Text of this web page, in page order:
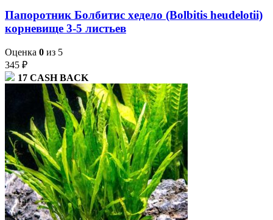
Папоротник Болбитис хедело (Bolbitis heudelotii)
корневище 3-5 листьев
Оценка 0 из 5
345 ₽
17 CASH BACK